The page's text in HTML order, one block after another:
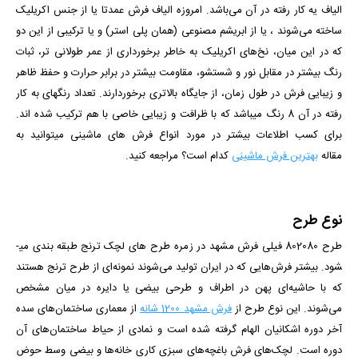
الیاف یه کار رفته در آن می‌باشد. امروزه الیاف فرش عمدتا یا از جنس اکریلیک
ساخته می‌شوند ، یا از ابریشم مصنوعی (همان پلی استر) و یا ترکیبی از این دو
که در این میان، نخ‌های اکریلیک به خاطر برخورداری از عمر طولانی تر، ثبات
رنگ بیشتر در مقابل نور و شستشو، مقاومت بیشتر در برابر حرارت و حفظ ظاهر
و زیبایی فرش در طول زمان، از جایگاه بالاتری برخوردارند. تعداد رنگ­­های به کار
رفته در آن 8 رنگ می­باشد که با ظرافت و زیبایی خاصی با هم ترکیب شده­ اند.
برای کسب اطلاعات بیشتر در مورد انواع فرش های ماشینی میتوانید به
مقالهبهترین فرش ماشینی کدام است؟ مراجعه کنید.
نوع طرح
طرح 802080 فیلی فرش مشهد در زمره طرح های لچک ترنج طبقه بندی می­
شود. بیشتر فرش‌هایی که در ایران تولید می‌شوند نمونه‌ای از طرح ترنج هستند
که با حاشیه‌ای پهن در اطراف و طرحی بیضی یا دایره در میان مشخص
می‌شوند. این نوع طرح ازفرش مشهد 1200 شانه ازمعماری ساختمان‌های سده
آخر دوره اشکانیان الهام گرفته شده است و نمادی از حیاط ساختمان‌های آن
دوره است. لچک‌های فرش باغچه‌های سبزی کاری خانه‌ها و بیضی وسط حوض